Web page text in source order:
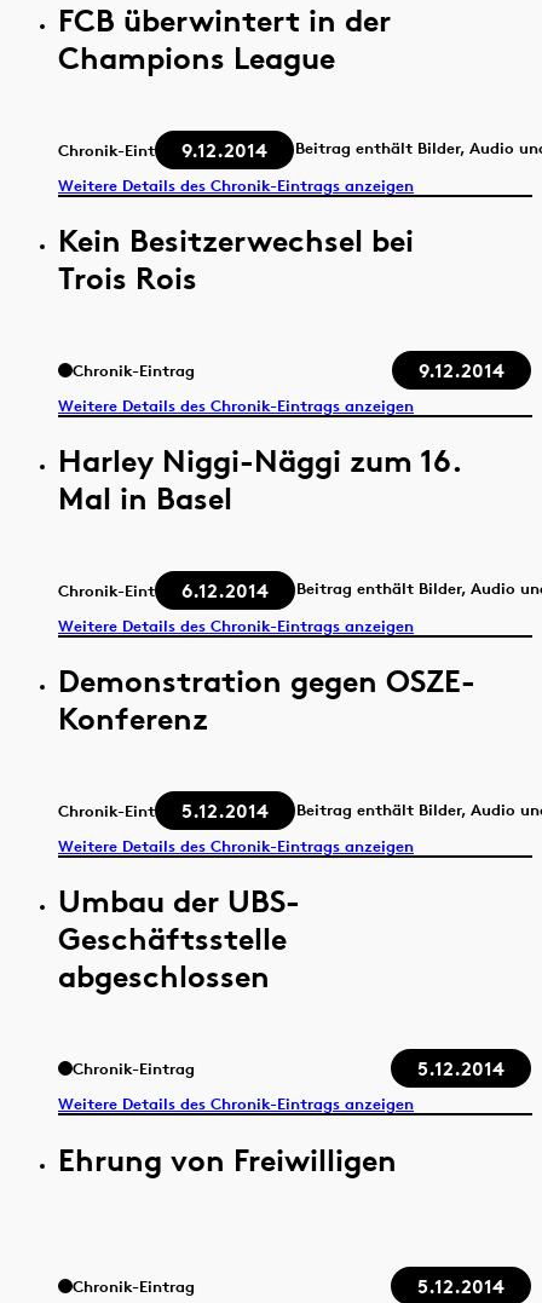
FCB überwintert in der
Champions League
Chronik-Eintrag 9.12.2014
Beitrag enthält Bilder, Audio
Weitere Details des Chronik-Eintrags anzeigen
Kein Besitzerwechsel bei
Trois Rois
Chronik-Eintrag 9.12.2014
Weitere Details des Chronik-Eintrags anzeigen
Harley Niggi-Näggi zum 16.
Mal in Basel
Chronik-Eintrag 6.12.2014
Beitrag enthält Bilder, Audio
Weitere Details des Chronik-Eintrags anzeigen
Demonstration gegen OSZE-
Konferenz
Chronik-Eintrag 5.12.2014
Beitrag enthält Bilder, Audio
Weitere Details des Chronik-Eintrags anzeigen
Umbau der UBS-
Geschäftsstelle
abgeschlossen
Chronik-Eintrag 5.12.2014
Weitere Details des Chronik-Eintrags anzeigen
Ehrung von Freiwilligen
Chronik-Eintrag 5.12.2014